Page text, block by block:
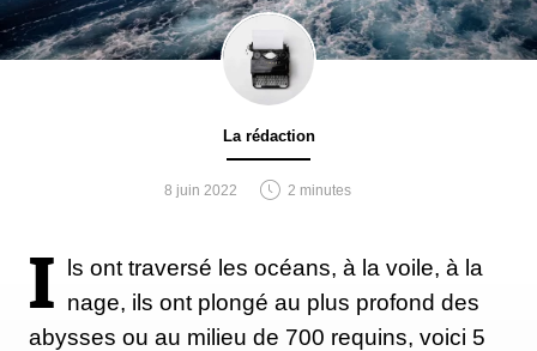
La rédaction
8 juin 2022 2 minutes
I ls ont traversé les océans, à la voile, à la
nage, ils ont plongé au plus profond des
abysses ou au milieu de 700 requins, voici 5